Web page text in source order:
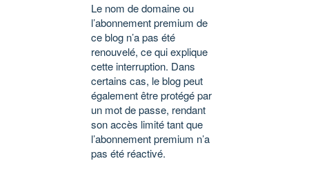
Le nom de domaine ou
l’abonnement premium de
ce blog n’a pas été
renouvelé, ce qui explique
cette interruption. Dans
certains cas, le blog peut
également être protégé par
un mot de passe, rendant
son accès limité tant que
l’abonnement premium n’a
pas été réactivé.